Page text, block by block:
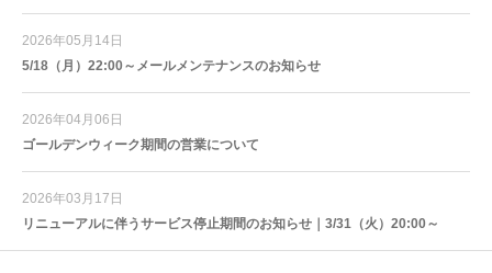
2026年05月14日
5/18（月）22:00～メールメンテナンスのお知らせ
2026年04月06日
ゴールデンウィーク期間の営業について
2026年03月17日
リニューアルに伴うサービス停止期間のお知らせ｜3/31（火）20:00～